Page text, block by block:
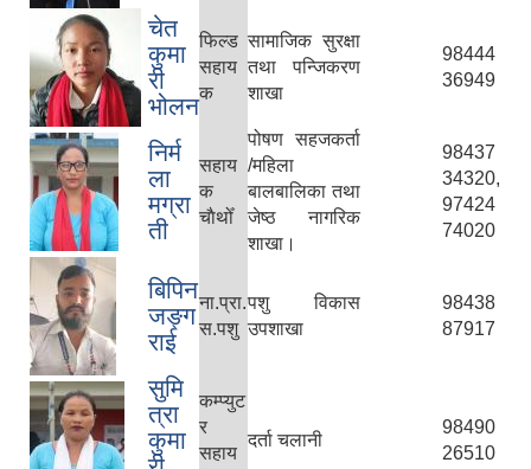
चेत
कुमा
री
भोलन
फिल्ड
सहाय
क
सामाजिक सुरक्षा
तथा पन्जिकरण
शाखा
98444
36949
निर्म
ला
मग्रा
ती
सहाय
क
चाैथोँ
पोषण सहजकर्ता
/महिला
बालबालिका तथा
जेष्ठ नागरिक
शाखा।
98437
34320,
97424
74020
बिपिन
जङ्ग
राई
ना.प्रा.
स.पशु
पशु विकास
उपशाखा
98438
87917
सुमि
त्रा
कुमा
कम्प्युट
र
सहाय
दर्ता चलानी
98490
26510